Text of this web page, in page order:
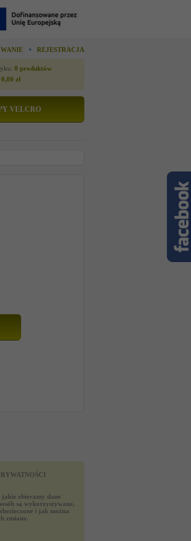
REJESTRACJA
0 produktów
0,00 zł
VELCRO
zbieramy dane
są wykorzystywane,
i jak można
zmiany.